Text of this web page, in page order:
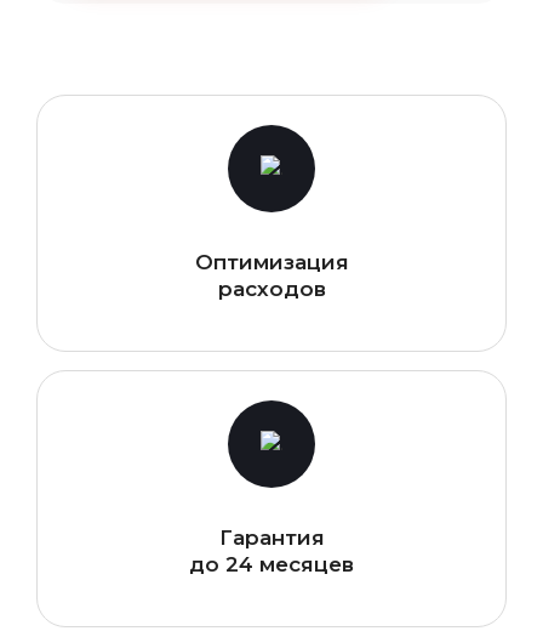
Оптимизация
расходов
Гарантия
до 24 месяцев